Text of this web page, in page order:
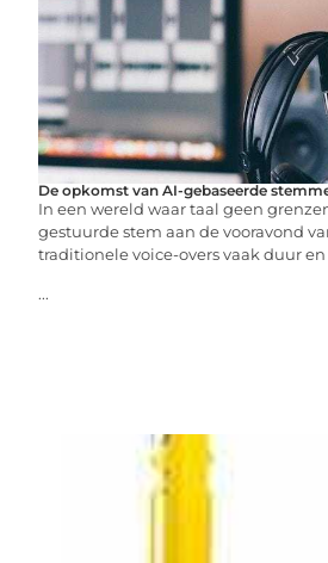
De opkomst van AI-gebaseerde
In een wereld waar taal geen
gestuurde stem aan de vooravond
traditionele voice-overs vaak duur
...